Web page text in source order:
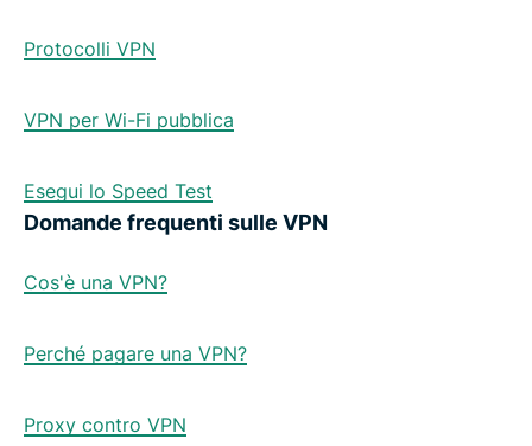
Protocolli VPN
VPN per Wi-Fi pubblica
Esegui lo Speed Test
Domande frequenti sulle VPN
Cos'è una VPN?
Perché pagare una VPN?
Proxy contro VPN